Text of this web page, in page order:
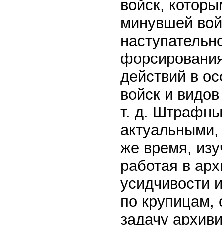
войск,
минувшей
действий в
войск и
т. д.
же время,
работая в
усидчивости
по
задачу